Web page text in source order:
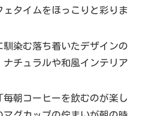
タイムをほっこりと彩りま
染む落ち着いたデザインの
チュラルや和風インテリア
朝コーヒーを飲むのが楽し